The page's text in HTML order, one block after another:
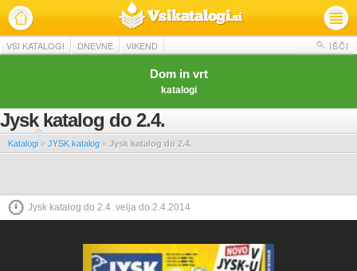
VSI KATALOGI DNEVNE VIKEND IŠČI
Dom in vrt
katalogi
Jysk katalog do 2.4.
Katalogi » JYSK katalog » Jysk katalog do 2.4.
Jysk katalog do 2.4. velja do 2.4.2014